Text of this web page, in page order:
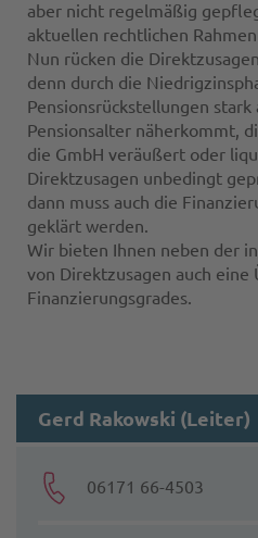
aber nicht regelmäßig
aktuellen rechtlichen
Nun rücken die
denn durch die
Pensionsrückstellungen stark
Pensionsalter näherkommt,
die GmbH veräußert oder
Direktzusagen unbedingt
dann muss auch die
geklärt werden.
Wir bieten Ihnen neben der
von Direktzusagen auch eine
Finanzierungsgrades.
Gerd Rakowski (Leiter)
06171 66-4503